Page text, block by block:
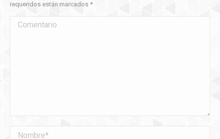
requeridos están marcados *
Comentario
Nombre *